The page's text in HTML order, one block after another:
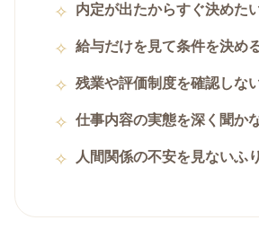
内定が出たからすぐ決めた
給与だけを見て条件を決め
残業や評価制度を確認しな
仕事内容の実態を深く聞か
人間関係の不安を見ないふ